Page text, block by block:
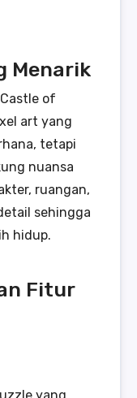
Menarik
of
art yang
tetapi
nuansa
ruangan,
sehingga
hidup.
Fitur
yang